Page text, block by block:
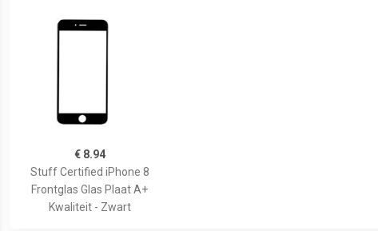
€ 8.94
Stuff Certified iPhone 8
Frontglas Glas Plaat A+
Kwaliteit - Zwart